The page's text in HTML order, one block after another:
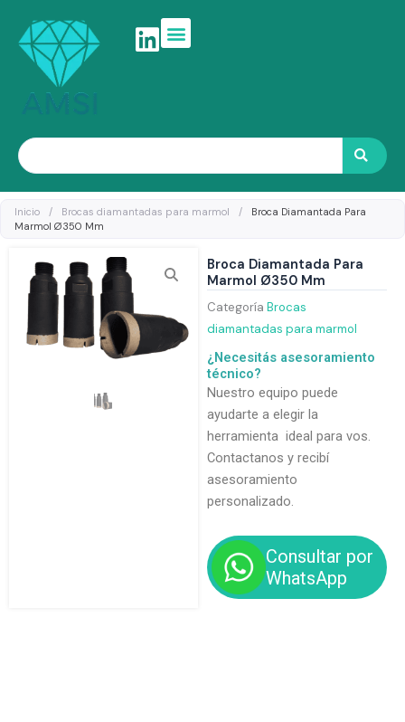
contenido
Search
Inicio / Brocas diamantadas para marmol /
Broca Diamantada Para
Marmol Ø350 Mm
Broca Diamantada Para
Marmol Ø350 Mm
Categoría Brocas
diamantadas para marmol
¿Necesitás asesoramiento
técnico?
Nuestro equipo puede
ayudarte a elegir la
herramienta ideal para vos.
Contactanos y recibí
asesoramiento
personalizado.
Consultar por
WhatsApp